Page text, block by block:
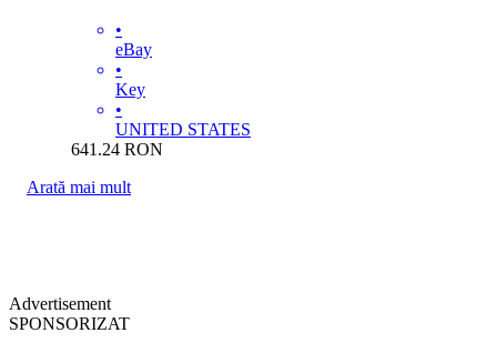
•
eBay
•
Key
•
UNITED STATES
641.24 RON
Arată mai mult
Advertisement
SPONSORIZAT